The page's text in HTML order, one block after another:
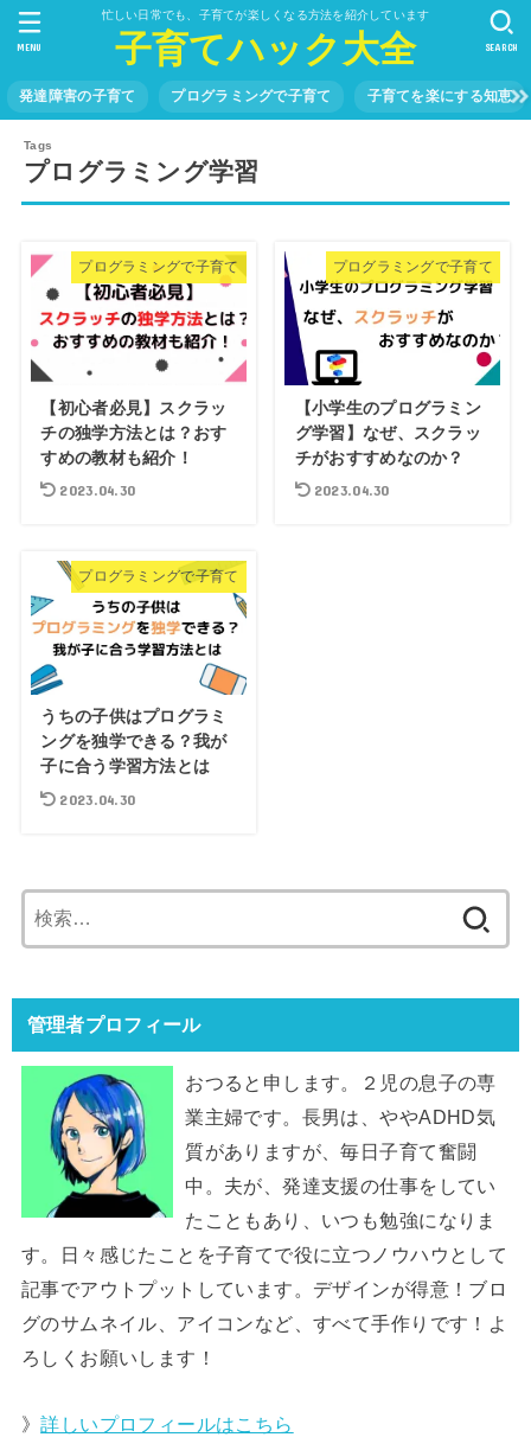
忙しい日常でも、子育てが楽しくなる方法を紹介しています
子育てハック大全
発達障害の子育て プログラミングで子育て 子育てを楽にする知恵
SEARCH
MENU
プログラミング学習
プログラミングで子育て
【初心者必見】スクラッ
チの独学方法とは？おす
すめの教材も紹介！
2023.04.30
プログラミングで子育て
【小学生のプログラミン
グ学習】なぜ、スクラッ
チがおすすめなのか？
2023.04.30
プログラミングで子育て
うちの子供はプログラミ
ングを独学できる？我が
子に合う学習方法とは
2023.04.30
索:
管理者プロフィール
おつると申します。２児の息子の専
業主婦です。長男は、ややADHD気
質がありますが、毎日子育て奮闘
中。夫が、発達支援の仕事をしてい
たこともあり、いつも勉強になりま
す。日々感じたことを子育てで役に立つノウハウとして
記事でアウトプットしています。デザインが得意！ブロ
グのサムネイル、アイコンなど、すべて手作りです！よ
ろしくお願いします！
》詳しいプロフィールはこちら